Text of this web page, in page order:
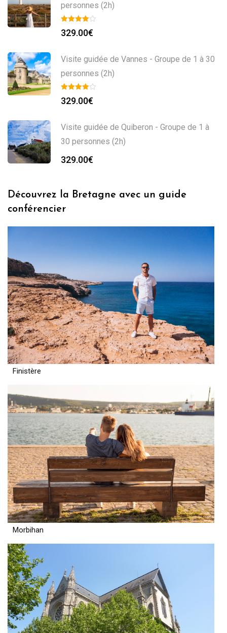
personnes (2h)
329.00€
Visite guidée de Vannes - Groupe de 1 à 30
personnes (2h)
329.00€
Visite guidée de Quiberon - Groupe de 1 à
30 personnes (2h)
329.00€
Découvrez la Bretagne avec un guide
conférencier
Finistère
Morbihan